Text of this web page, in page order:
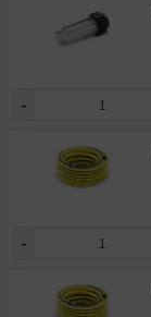
-
-